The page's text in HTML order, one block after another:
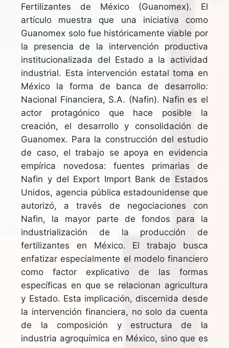
Fertilizantes de México (Guanomex). El
artículo muestra que una iniciativa como
Guanomex solo fue históricamente viable por
la presencia de la intervención productiva
institucionalizada del Estado a la actividad
industrial. Esta intervención estatal toma en
México la forma de banca de desarrollo:
Nacional Financiera, S.A. (Nafin). Nafin es el
actor protagónico que hace posible la
creación, el desarrollo y consolidación de
Guanomex. Para la construcción del estudio
de caso, el trabajo se apoya en evidencia
empírica novedosa: fuentes primarias de
Nafin y del Export Import Bank de Estados
Unidos, agencia pública estadounidense que
autorizó, a través de negociaciones con
Nafin, la mayor parte de fondos para la
industrialización de la producción de
fertilizantes en México. El trabajo busca
enfatizar especialmente el modelo financiero
como factor explicativo de las formas
específicas en que se relacionan agricultura
y Estado. Esta implicación, discernida desde
la intervención financiera, no solo da cuenta
de la composición y estructura de la
industria agroquímica en México, sino que es